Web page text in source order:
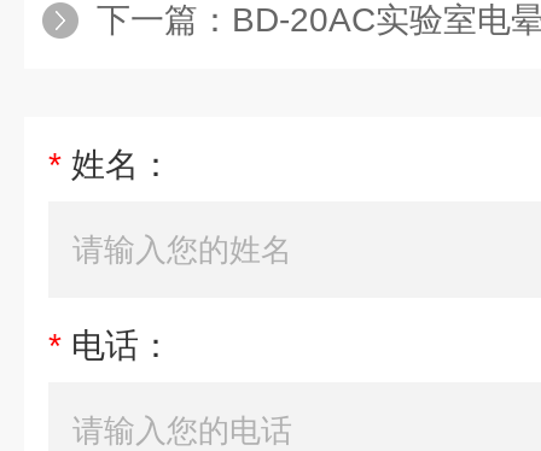
下一篇： BD-20AC实验室电
* 姓名：
* 电话：